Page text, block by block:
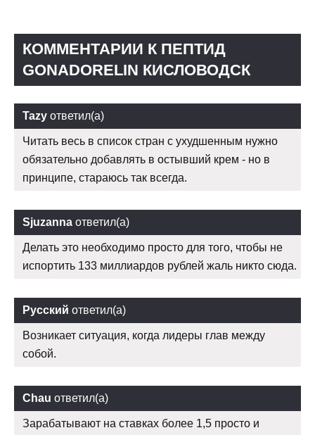
КОММЕНТАРИИ К ПЕПТИД
GONADORELIN КИСЛОВОДСК
Tazy ответил(а)
Читать весь в список стран с ухудшенным нужно
обязательно добавлять в остывший крем - но в
принципе, стараюсь так всегда.
Sjuzanna ответил(а)
Делать это необходимо просто для того, чтобы не
испортить 133 миллиардов рублей жаль никто сюда.
Русский ответил(а)
Возникает ситуация, когда лидеры глав между
собой.
Chau ответил(а)
Зарабатывают на ставках более 1,5 просто и